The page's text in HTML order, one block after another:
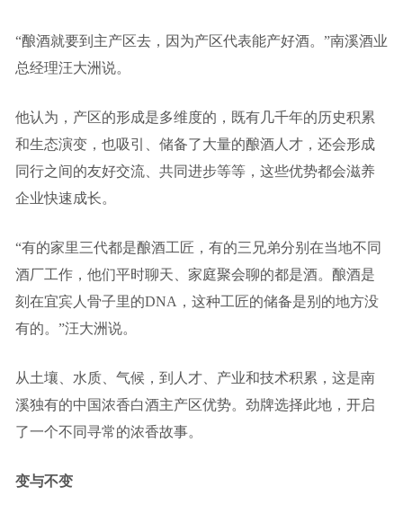
“酿酒就要到主产区去，因为产区代表能产好酒。”南溪酒业
总经理汪大洲说。
他认为，产区的形成是多维度的，既有几千年的历史积累
和生态演变，也吸引、储备了大量的酿酒人才，还会形成
同行之间的友好交流、共同进步等等，这些优势都会滋养
企业快速成长。
“有的家里三代都是酿酒工匠，有的三兄弟分别在当地不同
酒厂工作，他们平时聊天、家庭聚会聊的都是酒。酿酒是
刻在宜宾人骨子里的DNA，这种工匠的储备是别的地方没
有的。”汪大洲说。
从土壤、水质、气候 ，到人才、产业和技术积累，这是南
溪独有的中国浓香白酒主产区优势。劲牌选择此地，开启
了一个不同寻常的浓香故事。
变与不变